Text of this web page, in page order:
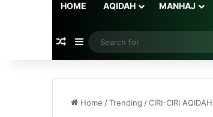
HOME AQIDAH MANHAJ
Random Article
Sidebar
Home /Trending /CIRI-CIRI